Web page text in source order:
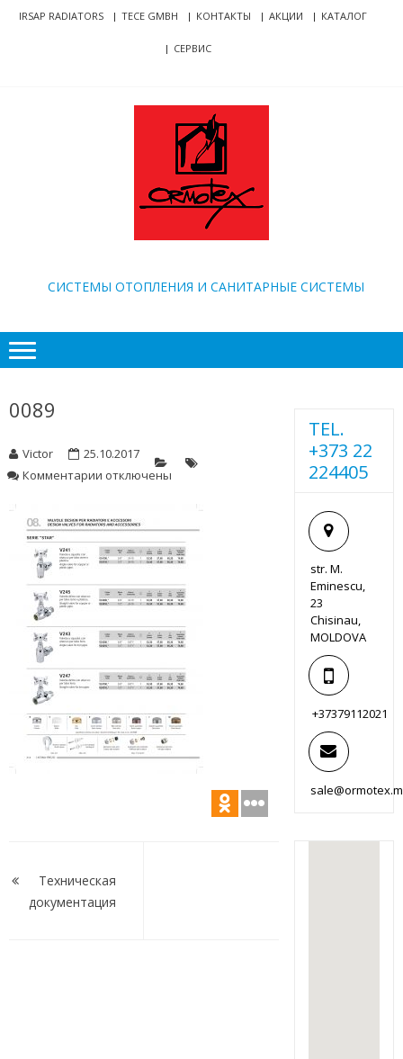
Skip
SkipIRSAP RADIATORS TECE GMBH КОНТАКТЫ АКЦИИ КАТАЛОГ
СЕРВИС
CИСТЕМЫ ОТОПЛЕНИЯ И САНИТАРНЫЕ СИСТЕМЫ
0089
Victor
25.10.2017
Комментарии котключены
по
записям
Техническая
документация
TEL.
+373 22
224405
str. M.
Eminescu,
23
Chisinau,
MOLDOVA
+37379112021